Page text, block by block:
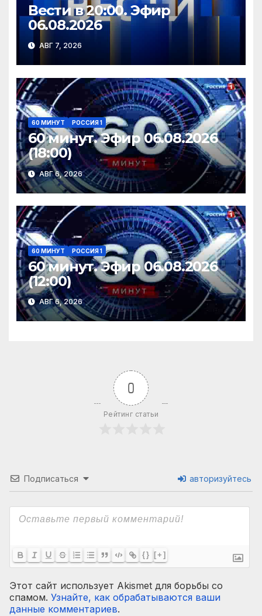
Вести в 20:00. Эфир
06.08.2026
АВГ 7, 2026
60 МИНУТ РОССИЯ 1
60 минут. Эфир 06.08.2026
(18:00)
АВГ 6, 2026
60 МИНУТ РОССИЯ 1
60 минут. Эфир 06.08.2026
(12:00)
АВГ 6, 2026
0
Рейтинг статьи
Подписаться авторизуйтесь
{} [+]
Этот сайт использует Akismet для борьбы со
спамом. Узнайте, как обрабатываются ваши
данные комментариев.